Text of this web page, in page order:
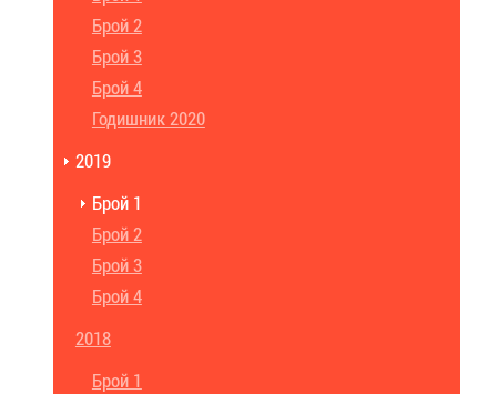
Брой 2
Брой 3
Брой 4
Годишник 2020
2019
Брой 1
Брой 2
Брой 3
Брой 4
2018
Брой 1